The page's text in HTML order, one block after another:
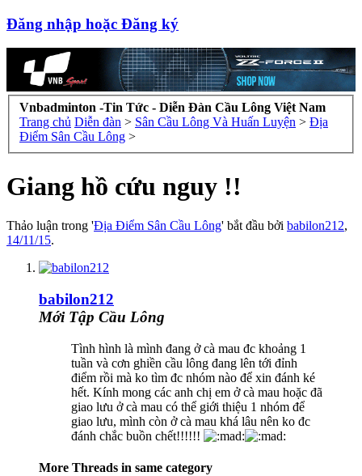
Đăng nhập hoặc Đăng ký
Vnbadminton -Tin Tức - Diễn Đàn Cầu Lông Việt Nam
Trang chủ Diễn đàn > Sân Cầu Lông Và Huấn Luyện > Địa
Điểm Sân Cầu Lông >
Giang hồ cứu nguy !!
Thảo luận trong 'Địa Điểm Sân Cầu Lông' bắt đầu bởi babilon212,
14/11/15.
babilon212
Mới Tập Cầu Lông
Tình hình là mình đang ở cà mau đc khoảng 1
tuần và cơn ghiền cầu lông đang lên tới đỉnh
điểm rồi mà ko tìm đc nhóm nào để xin đánh ké
hết. Kính mong các anh chị em ở cà mau hoặc đã
giao lưu ở cà mau có thể giới thiệu 1 nhóm để
giao lưu, mình còn ở cà mau khá lâu nên ko đc
đánh chắc buồn chết!!!!!!
More Threads in same category